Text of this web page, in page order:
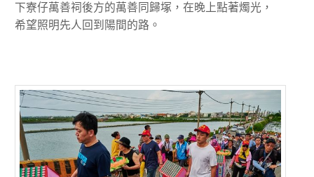
下寮仔萬善祠後方的萬善同歸塚，在晚上點著燭光，
希望照明先人回到陽間的路。